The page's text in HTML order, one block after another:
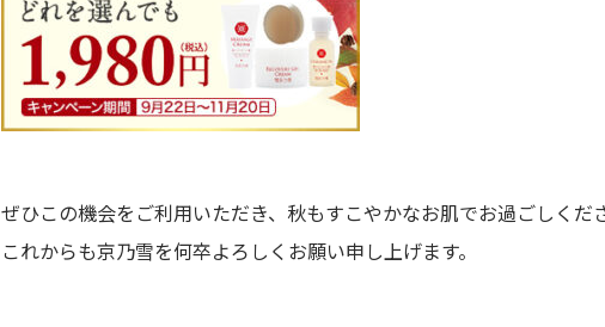
ぜひこの機会をご利用いただき、秋もすこやかなお肌でお過ごしくだ
これからも京乃雪を何卒よろしくお願い申し上げます。